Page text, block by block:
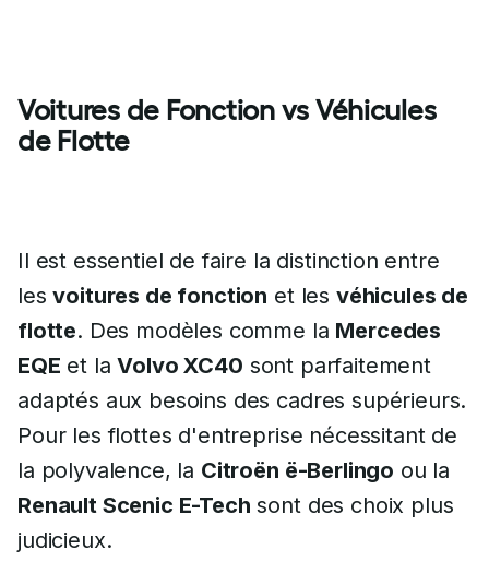
Voitures de Fonction vs Véhicules
de Flotte
Il est essentiel de faire la distinction entre
lesvoitures de fonction et les véhicules de
flotte. Des modèles comme la Mercedes
EQE et laVolvo XC40 sont parfaitement
adaptés aux besoins des cadres supérieurs.
Pour les flottes d'entreprise nécessitant de
la polyvalence, la Citroën ë-Berlingo ou la
Renault Scenic E-Tech sont des choix plus
judicieux.